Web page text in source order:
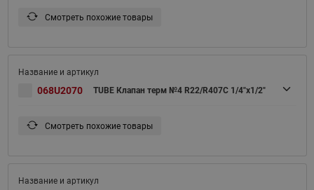
Смотреть похожие товары
068U2070 TUBE Клапан терм №4 R22/R407C 1/4"x1/2"
Смотреть похожие товары